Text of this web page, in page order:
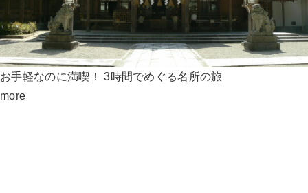
お手軽なのに満喫！ 3時間でめぐる名所の旅
more